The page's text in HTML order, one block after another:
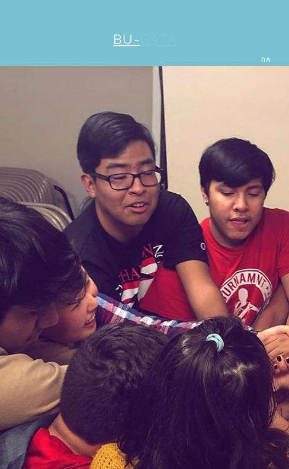
BU-
ስለ